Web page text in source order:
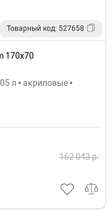
Товарный код: 527658
170x70
л • акриловые •
162 043 р.